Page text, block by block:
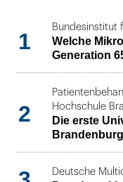
1
Bundesinstitut
Welche
Generation
2
Hochschule
Die erste
Deutsche